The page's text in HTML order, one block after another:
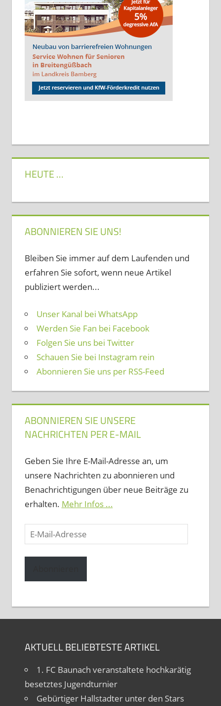
HEUTE …
ABONNIEREN SIE UNS!
Bleiben Sie immer auf dem Laufenden und
erfahren Sie sofort, wenn neue Artikel
publiziert werden...
Unser Kanal bei WhatsApp
Werden Sie Fan bei Facebook
Folgen Sie uns bei Twitter
Schauen Sie bei Instagram rein
Abonnieren Sie uns per RSS-Feed
ABONNIEREN SIE UNSERE
NACHRICHTEN PER E-MAIL
Geben Sie Ihre E-Mail-Adresse an, um
unsere Nachrichten zu abonnieren und
Benachrichtigungen über neue Beiträge zu
erhalten. Mehr Infos ...
E-
Mail-
Adresse
AKTUELL BELIEBTESTE ARTIKEL
1. FC Baunach veranstaltete hochkarätig
besetztes Jugendturnier
Gebürtiger Hallstadter unter den Stars